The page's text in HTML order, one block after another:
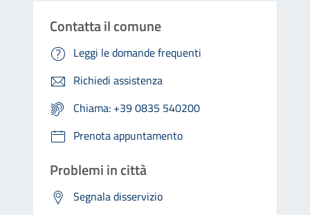
Contatta il comune
Leggi le domande frequenti
Richiedi assistenza
Chiama: +39 0835 540200
Prenota appuntamento
Problemi in città
Segnala disservizio